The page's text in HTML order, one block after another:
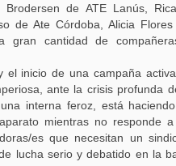
de ATE Lanús,
de Ate Córdoba, Alicia
gran cantidad de
el inicio de una campaña
ante la crisis profunda
interna feroz, está
mientras no responde
es que necesitan un
lucha serio y debatido en la